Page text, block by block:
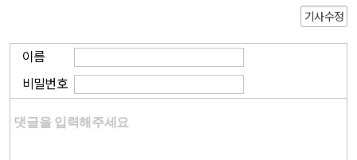
기사수정
이름
비밀번호